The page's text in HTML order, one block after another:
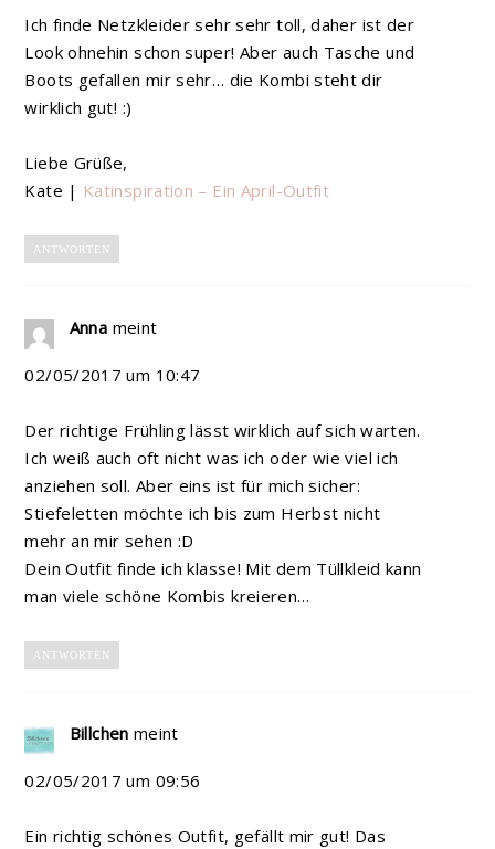
Ich finde Netzkleider sehr sehr toll, daher ist der
Look ohnehin schon super! Aber auch Tasche und
Boots gefallen mir sehr… die Kombi steht dir
wirklich gut! :)
Liebe Grüße,
Kate | Katinspiration – Ein April-Outfit
ANTWORTEN
Anna meint
02/05/2017 um 10:47
Der richtige Frühling lässt wirklich auf sich warten.
Ich weiß auch oft nicht was ich oder wie viel ich
anziehen soll. Aber eins ist für mich sicher:
Stiefeletten möchte ich bis zum Herbst nicht
mehr an mir sehen :D
Dein Outfit finde ich klasse! Mit dem Tüllkleid kann
man viele schöne Kombis kreieren…
ANTWORTEN
Billchen meint
02/05/2017 um 09:56
Ein richtig schönes Outfit, gefällt mir gut! Das